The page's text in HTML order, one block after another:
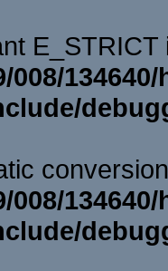
008/
008/